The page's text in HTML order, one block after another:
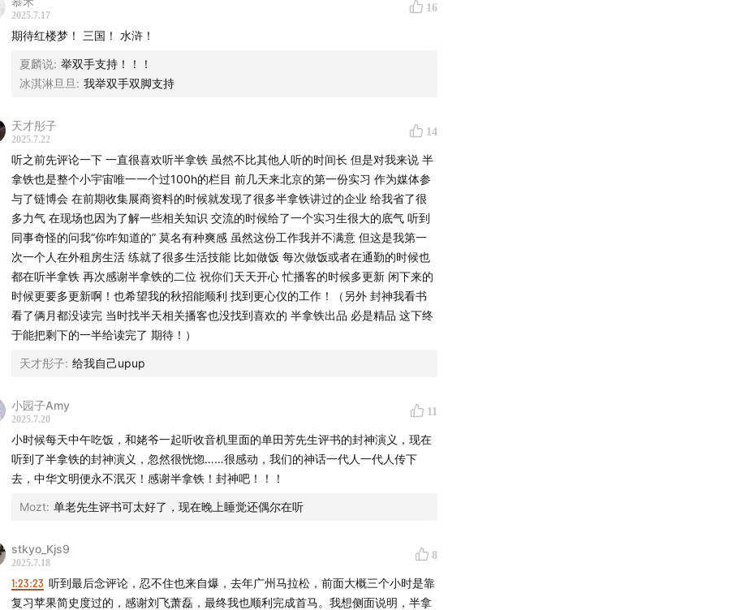
2025.7.17
16
期待红楼梦！ 三国！ 水浒！
夏麟说: 举双手支持！！！
冰淇淋旦旦 : 我举双手双脚支持
天才彤子
2025.7.22
14
听之前先评论一下 一直很喜欢听半拿铁 虽然不比其他人听的时间长 但是对我来说 半
拿铁也是整个小宇宙唯一一个过100h的栏目 前几天来北京的第一份实习 作为媒体参
与了链博会 在前期收集展商资料的时候就发现了很多半拿铁讲过的企业 给我省了很
多力气 在现场也因为了解一些相关知识 交流的时候给了一个实习生很大的底气 听到
同事奇怪的问我“你咋知道的” 莫名有种爽感 虽然这份工作我并不满意 但这是我第一
次一个人在外租房生活 练就了很多生活技能 比如做饭 每次做饭或者在通勤的时候也
都在听半拿铁 再次感谢半拿铁的二位 祝你们天天开心 忙播客的时候多更新 闲下来的
时候更要多更新啊！也希望我的秋招能顺利 找到更心仪的工作！（另外 封神我看书
看了俩月都没读完 当时找半天相关播客也没找到喜欢的 半拿铁出品 必是精品 这下终
于能把剩下的一半给读完了 期待！）
天才彤子: 给我自己upup
小园子Amy
2025.7.20
11
小时候每天中午吃饭，和姥爷一起听收音机里面的单田芳先生评书的封神演义，现在
听到了半拿铁的封神演义，忽然很恍惚……很感动，我们的神话一代人一代人传下
去，中华文明便永不泯灭！感谢半拿铁！封神吧！！！
Mozt: 单老先生评书可太好了，现在晚上睡觉还偶尔在听
stkyo_Kjs9
2025.7.18
8
1:23:23 听到最后念评论，忍不住也来自爆，去年广州马拉松，前面大概三个小时是靠
复习苹果简史度过的，感谢刘飞萧磊，最终我也顺利完成首马。我想侧面说明，半拿